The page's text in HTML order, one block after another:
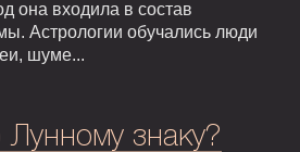
она входила в состав
Астрологии обучались люди
шуме...
знаку?